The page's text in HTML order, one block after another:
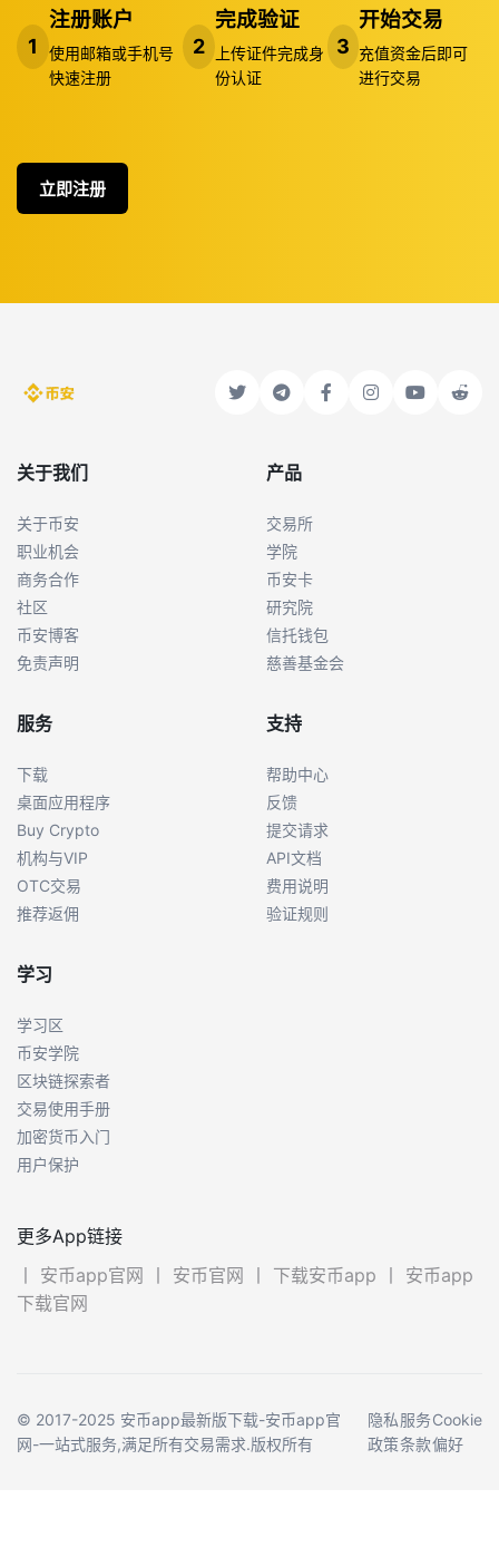
1
注册账户
使用邮箱或手机号
快速注册
2
完成验证
上传证件完成身
份认证
3
开始交易
充值资金后即可
进行交易
立即注册
关于我们
关于币安
职业机会
商务合作
社区
币安博客
免责声明
产品
交易所
学院
币安卡
研究院
信托钱包
慈善基金会
服务
下载
桌面应用程序
Buy Crypto
机构与VIP
OTC交易
推荐返佣
支持
帮助中心
反馈
提交请求
API文档
费用说明
验证规则
学习
学习区
币安学院
区块链探索者
交易使用手册
加密货币入门
用户保护
更多App链接
安币app官网 安币官网 下载安币app
安币app
下载官网
© 2017-2025 安币app最新版下载-安币app官
网-一站式服务,满足所有交易需求.版权所有
隐私
政策
服务
条款
Cookie
偏好